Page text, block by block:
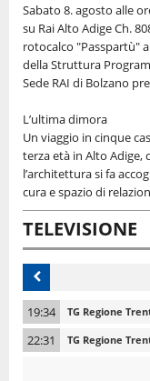
Sabato 8. agosto alle
su Rai Alto Adige Ch.
rotocalco "Passpartù"
della Struttura
Sede RAI di Bolzano
L’ultima dimora
Un viaggio in cinque
terza età in Alto Adige,
l’architettura si fa
cura e spazio di
TELEVISIONE
19:34 TG Regione
22:31 TG Regione